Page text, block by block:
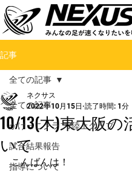
記事
全ての記事
かけっこクラブ/陸上クラブ
試合結果報告
指導について
全ての記事
10/13(木)東大阪の
いて
ネクサス
2022年10月15日 読了時間: 1分
こんばんは！